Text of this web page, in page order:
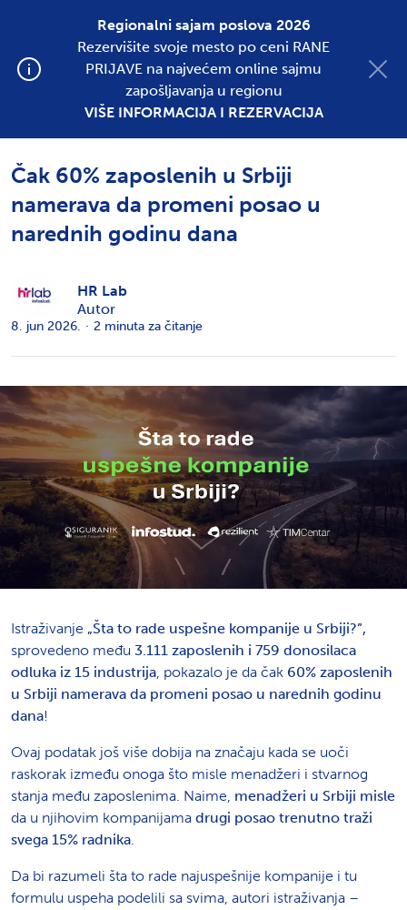
Regionalni sajam poslova 2026
Rezervišite svoje mesto po ceni RANE
PRIJAVE na najvećem online sajmu
zapošljavanja u regionu
VIŠE INFORMACIJA I REZERVACIJA
Postavite oglas
Čak 60% zaposlenih u Srbiji
namerava da promeni posao u
narednih godinu dana
HR Lab
Autor
8. jun 2026. · 2 minuta za čitanje
Istraživanje „Šta to rade uspešne kompanije u Srbiji?”,
sprovedeno među 3.111 zaposlenih i 759 donosilaca
odluka iz 15 industrija, pokazalo je da čak 60% zaposlenih
u Srbiji namerava da promeni posao u narednih godinu
dana!
Ovaj podatak još više dobija na značaju kada se uoči
raskorak između onoga što misle menadžeri i stvarnog
stanja među zaposlenima. Naime, menadžeri u Srbiji misle
da u njihovim kompanijama drugi posao trenutno traži
svega 15% radnika.
Da bi razumeli šta to rade najuspešnije kompanije i tu
formulu uspeha podelili sa svima, autori istraživanja –